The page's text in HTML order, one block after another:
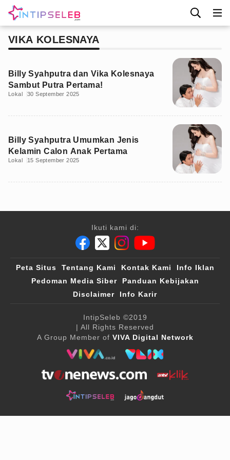
VIKA KOLESNAYA
Billy Syahputra dan Vika Kolesnaya
Sambut Putra Pertama!
Lokal 30 September 2025
Billy Syahputra Umumkan Jenis
Kelamin Calon Anak Pertama
Lokal 15 September 2025
Ikuti kami di:
Peta Situs Tentang Kami Kontak Kami
Info Iklan
Pedoman Media Siber
Panduan Kebijakan
Disclaimer
Info Karir
IntipSeleb ©2019
| All Rights Reserved
A Group Member of VIVA Digital Network